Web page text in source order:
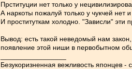
Прституции нет только у
А наркоты пожалуй только у чукчей нет
И проституткам холодно. "Зависли" эти
Вывод: есть такой неведомый нам
появление этой ниши в первобытном
Безукоризненная вежливость японцев -